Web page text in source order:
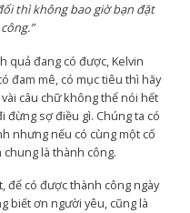
thì không bao giờ bạn đặt
quả đang có được, Kelvin
đam mê, có mục tiêu thì hãy
câu chữ không thể nói hết
đừng sợ điều gì. Chúng ta có
nhưng nếu có cùng một cố
chung là thành công.
để có được thành công ngày
biết ơn người yêu, cũng là